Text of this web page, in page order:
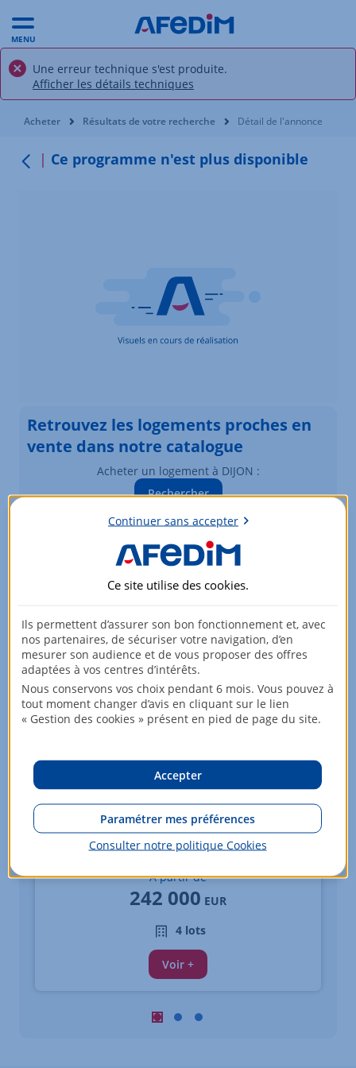
MENU
Une erreur technique s'est produite.
Afficher les détails techniques
Vous êtes ici:
Acheter Résultats de votre recherche Détail de l'annonce
Ce programme n'est plus disponible
Retrouvez les logements proches en
vente dans notre catalogue
Acheter un logement à DIJON :
Rechercher
Vous souhaitez modifier vos critères de recherche ?
Plus de critères
Biens similaires à la vente
Carousel : Biens similaires à la
Carousel : Biens similaires à la
Carousel : Biens similaires à
Élément 1 sur 3
Appartements - du 3 au 4 pièces
FONTAINE LES DIJON
À partir de
242 000 EUR
4 lots
Voir +
Continuer sans accepter
Ce site utilise des cookies.
Ils permettent d’assurer son bon fonctionnement et, avec
nos partenaires, de sécuriser votre navigation, d’en
mesurer son audience et de vous proposer des offres
adaptées à vos centres d’intérêts.
Nous conservons vos choix pendant 6 mois. Vous pouvez à
tout moment changer d’avis en cliquant sur le lien
« Gestion des cookies » présent en pied de page du site.
Accepter
Paramétrer mes préférences
Consulter notre politique Cookies